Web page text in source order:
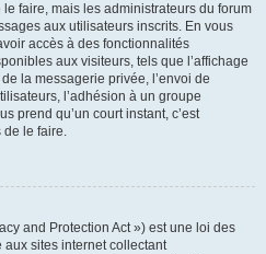
le faire, mais les administrateurs du forum
aux utilisateurs inscrits. En vous
accès à des fonctionnalités
aux visiteurs, tels que l’affichage
la messagerie privée, l’envoi de
l’adhésion à un groupe
prend qu’un court instant, c’est
de le faire.
and Protection Act ») est une loi des
aux sites internet collectant